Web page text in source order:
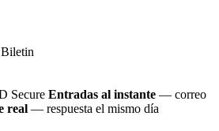
Secure Entradas al instante — correo
real — respuesta el mismo día